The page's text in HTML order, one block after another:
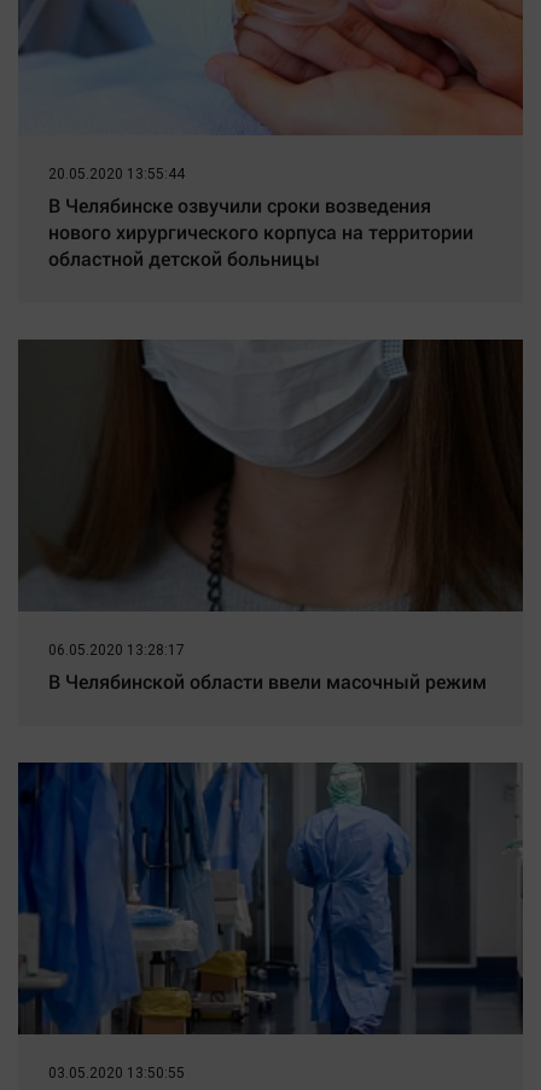
20.05.2020 13:55:44
В Челябинске озвучили сроки возведения
нового хирургического корпуса на территории
областной детской больницы
06.05.2020 13:28:17
В Челябинской области ввели масочный режим
03.05.2020 13:50:55